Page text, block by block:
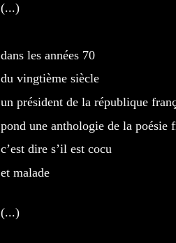
(...)
dans les années 70
du vingtième siècle
un président de la république
pond une anthologie de la poésie
c’est dire s’il est cocu
et malade
(...)